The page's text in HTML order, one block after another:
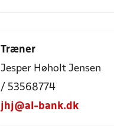
Træner
Jesper Høholt Jensen
/ 53568774
jhj@al-bank.dk